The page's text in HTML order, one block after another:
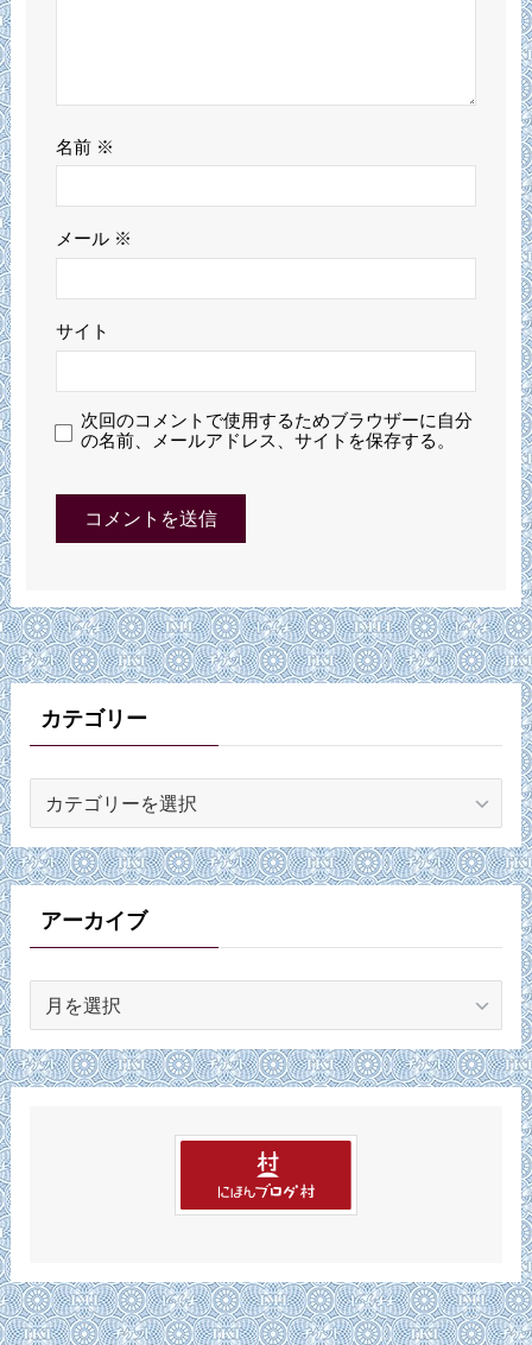
名前 ※
メール ※
サイト
次回のコメントで使用するためブラウザーに自分
の名前、メールアドレス、サイトを保存する。
カテゴリー
ゴ
リ
ーアーカイブ
カ
イ